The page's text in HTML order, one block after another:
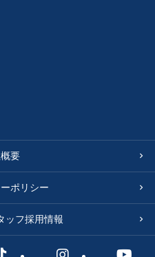
要
ポリシー
ッフ採用情報